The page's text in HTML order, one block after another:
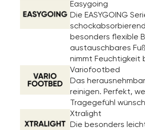
Easygoing
Die EASYGOING
besonders flexible
austauschbares
nimmt Feuchtigkeit
Variofootbed
Das
reinigen. Perfekt,
Tragegefühl
Xtralight
Die besonders